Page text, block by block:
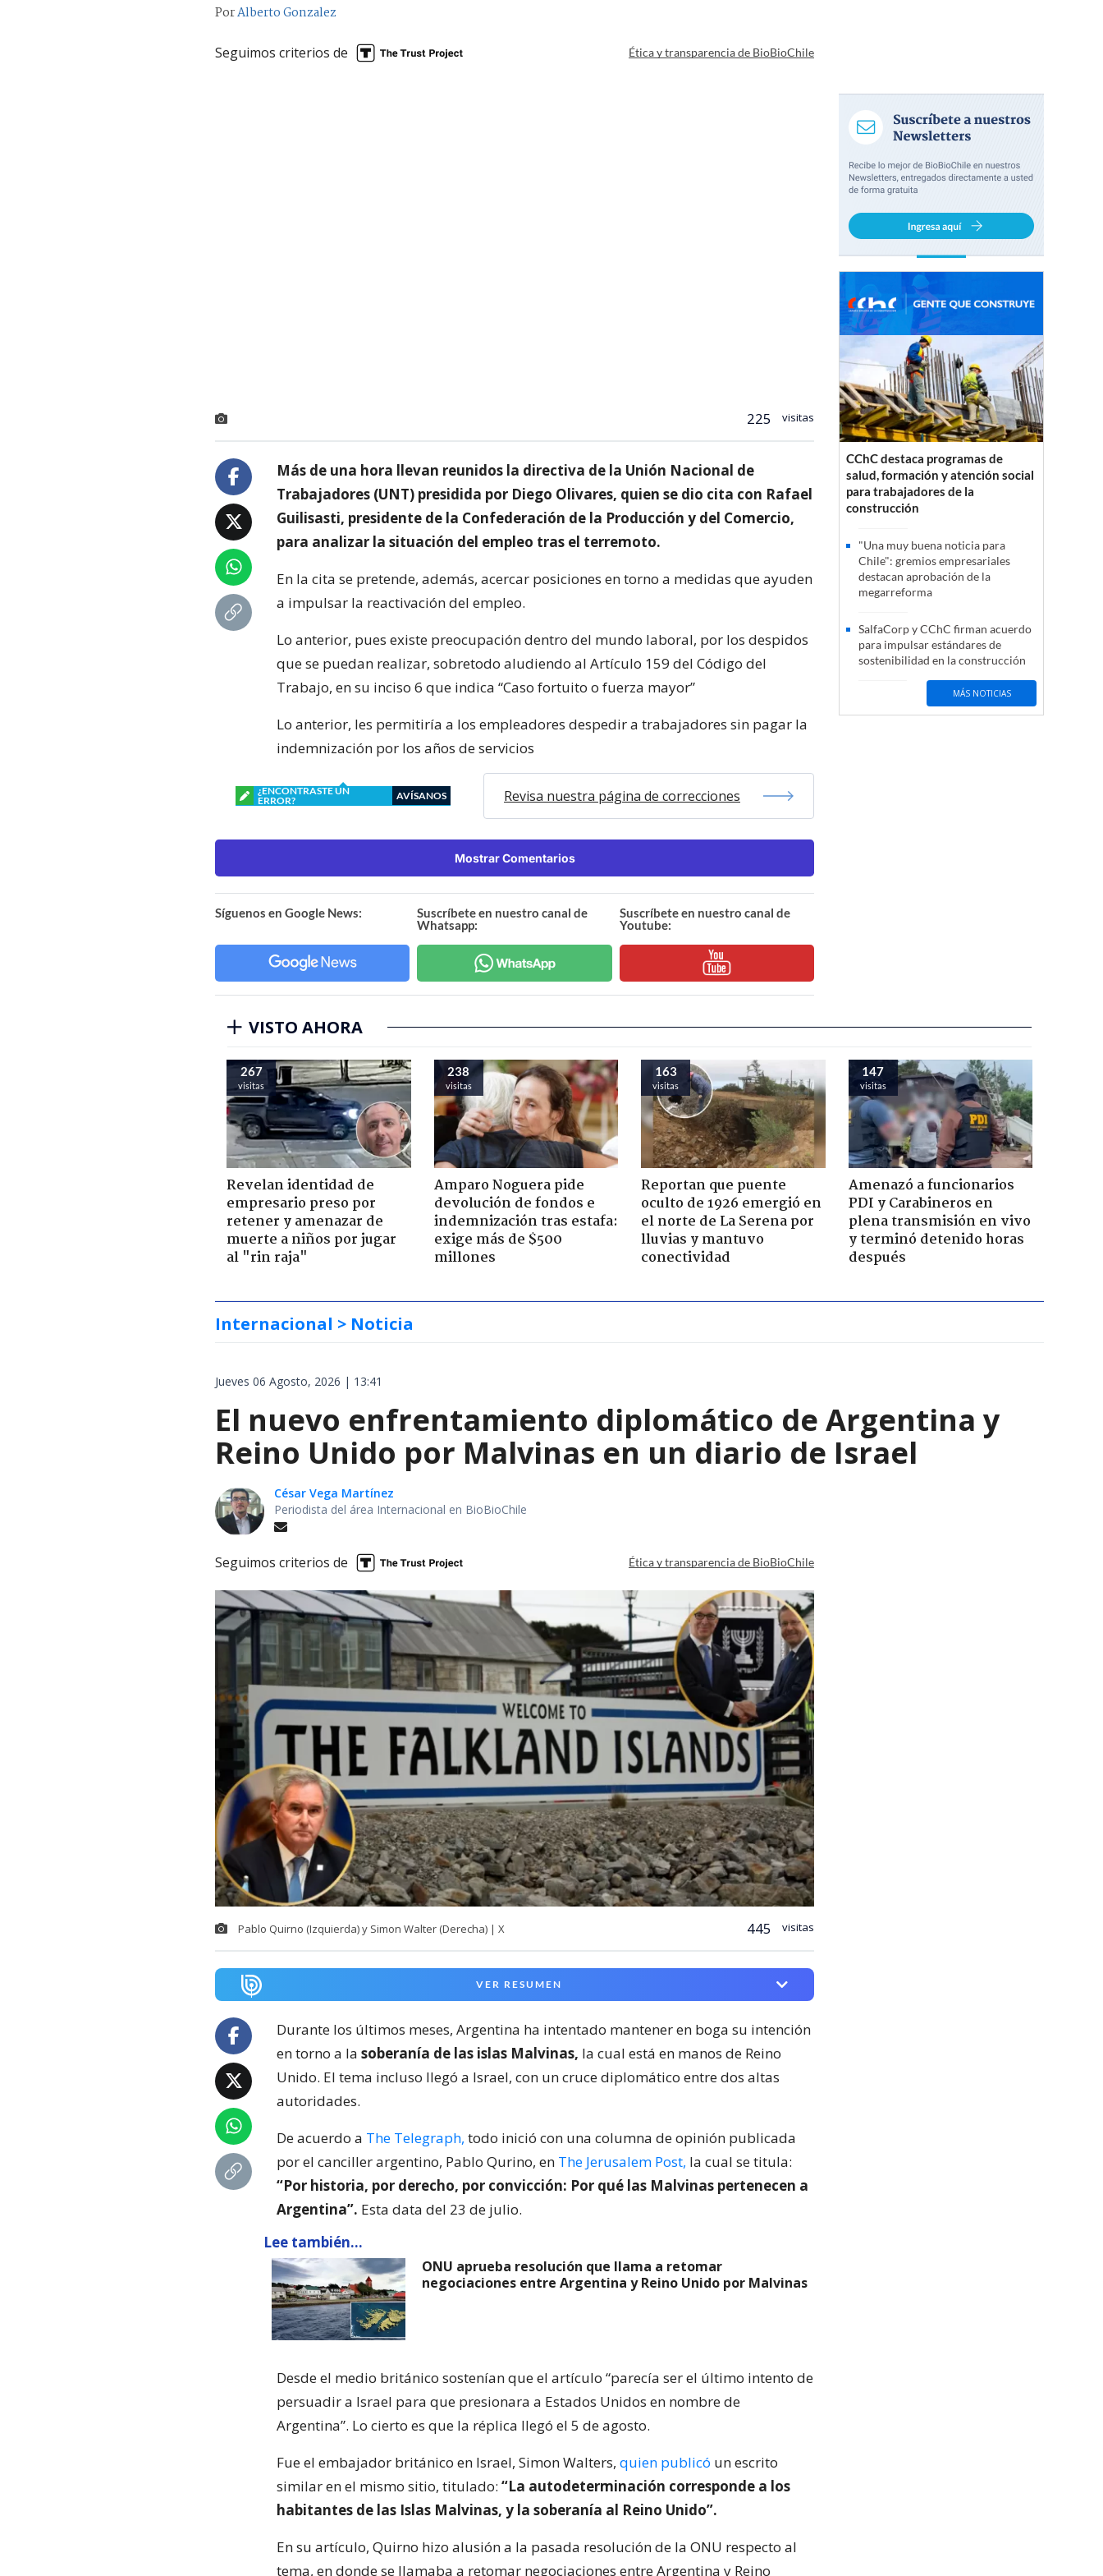
PorAlberto Gonzalez
Seguimos criterios de Ética y transparencia de BioBioChile
225 visitas
Más de una hora llevan reunidos la directiva de la Unión Nacional de
Trabajadores (UNT) presidida por Diego Olivares, quien se dio cita con Rafael
Guilisasti, presidente de la Confederación de la Producción y del Comercio,
para analizar la situación del empleo tras el terremoto.
En la cita se pretende, además, acercar posiciones en torno a medidas que ayuden
a impulsar la reactivación del empleo.
Lo anterior, pues existe preocupación dentro del mundo laboral, por los despidos
que se puedan realizar, sobretodo aludiendo al Artículo 159 del Código del
Trabajo, en su inciso 6 que indica “Caso fortuito o fuerza mayor”
Lo anterior, les permitiría a los empleadores despedir a trabajadores sin pagar la
indemnización por los años de servicios
¿ENCONTRASTE UN
ERROR?
AVÍSANOS Revisa nuestra página de correcciones
Mostrar Comentarios
Síguenos en Google News:
Suscríbete en nuestro canal de
Whatsapp:
Suscríbete en nuestro canal de
Youtube:
CChC destaca programas de
salud, formación y atención social
para trabajadores de la
construcción
"Una muy buena noticia para
Chile": gremios empresariales
destacan aprobación de la
megarreforma
SalfaCorp y CChC firman acuerdo
para impulsar estándares de
sostenibilidad en la construcción
MÁS NOTICIAS
VISTO AHORA
267
visitas
Revelan identidad de
empresario preso por
retener y amenazar de
muerte a niños por jugar
al "rin raja"
238
visitas
Amparo Noguera pide
devolución de fondos e
indemnización tras estafa:
exige más de $500
millones
163
visitas
Reportan que puente
oculto de 1926 emergió en
el norte de La Serena por
lluvias y mantuvo
conectividad
147
visitas
Amenazó a funcionarios
PDI y Carabineros en
plena transmisión en vivo
y terminó detenido horas
después
Internacional > Noticia
Jueves 06 Agosto, 2026 | 13:41
El nuevo enfrentamiento diplomático de Argentina y
Reino Unido por Malvinas en un diario de Israel
César Vega Martínez
Periodista del área Internacional en BioBioChile
Seguimos criterios de Ética y transparencia de BioBioChile
Pablo Quirno (Izquierda) y Simon Walter (Derecha) | X 445 visitas
VER RESUMEN
Durante los últimos meses, Argentina ha intentado mantener en boga su intención
en torno a la soberanía de las islas Malvinas, la cual está en manos de Reino
Unido. El tema incluso llegó a Israel, con un cruce diplomático entre dos altas
autoridades.
De acuerdo a The Telegraph, todo inició con una columna de opinión publicada
por el canciller argentino, Pablo Qurino, en The Jerusalem Post, la cual se titula:
“Por historia, por derecho, por convicción: Por qué las Malvinas pertenecen a
Argentina”. Esta data del 23 de julio.
Lee también...
ONU aprueba resolución que llama a retomar
negociaciones entre Argentina y Reino Unido por Malvinas
Desde el medio británico sostenían que el artículo “parecía ser el último intento de
persuadir a Israel para que presionara a Estados Unidos en nombre de
Argentina”. Lo cierto es que la réplica llegó el 5 de agosto.
Fue el embajador británico en Israel, Simon Walters, quien publicó un escrito
similar en el mismo sitio, titulado: “La autodeterminación corresponde a los
habitantes de las Islas Malvinas, y la soberanía al Reino Unido”.
En su artículo, Quirno hizo alusión a la pasada resolución de la ONU respecto al
tema, en donde se llamaba a retomar negociaciones entre Argentina y Reino